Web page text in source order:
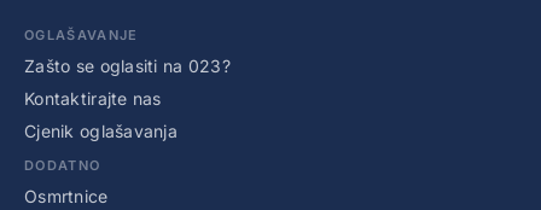
OGLAŠAVANJE
Zašto se oglasiti na 023?
Kontaktirajte nas
Cjenik oglašavanja
DODATNO
Osmrtnice